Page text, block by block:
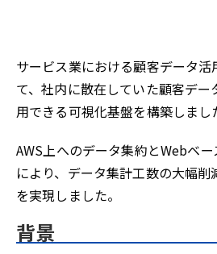
サービス業における顧客データ
て、社内に散在していた顧客デ
用できる可視化基盤を構築しまし
AWS上へのデータ集約とWebベ
により、データ集計工数の大幅
を実現しました。
背景